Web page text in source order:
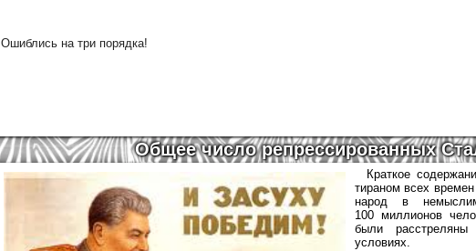
Ошиблись на три порядка!
Общее число репрессированных
Краткое
тираном всех
народ в
100 миллионов
были
условиях.